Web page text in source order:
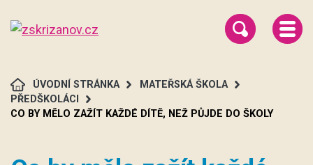
ÚVODNÍ STRÁNKA
MATEŘSKÁ ŠKOLA
PŘEDŠKOLÁCI
CO BY MĚLO ZAŽÍT KAŽDÉ DÍTĚ, NEŽ PŮJDE DO ŠKOLY